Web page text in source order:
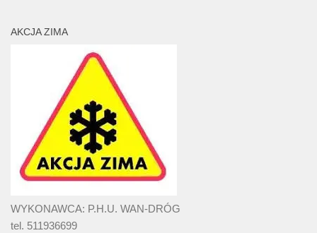
AKCJA ZIMA
WYKONAWCA: P.H.U. WAN-DRÓG
tel. 511936699